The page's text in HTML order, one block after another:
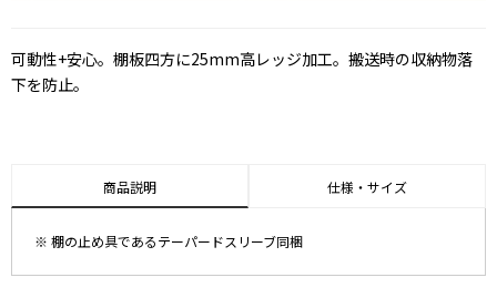
可動性+安心。棚板四方に25mm高レッジ加工。搬送時の収納物落
下を防止。
商品説明 仕様・サイズ
※ 棚の止め具であるテーパードスリーブ同梱